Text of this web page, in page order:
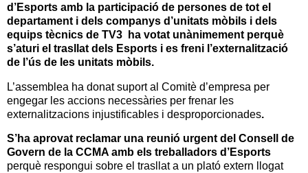
d’Esports amb la participació de persones de tot el
departament i dels companys d’unitats mòbils i dels
equips tècnics de TV3 ha votat unànimement perquè
s’aturi el trasllat dels Esports i es freni l’externalització
de l’ús de les unitats mòbils.
L’assemblea ha donat suport al Comitè d’empresa per
engegar les accions necessàries per frenar les
externalitzacions injustificables i desproporcionades.
S’ha aprovat reclamar una reunió urgent del Consell de
Govern de la CCMA amb els treballadors d’Esports
perquè respongui sobre el trasllat a un plató extern llogat